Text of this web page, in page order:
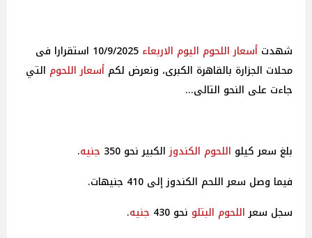
شهدت أسعار اللحوم اليوم الاربعاء
10/9/2025 استقرارا فى
محلات الجزارة بالقاهرة الكبرى، ونعرض لكم أسعار اللحوم التي
جاءت على النحو التالى...
بلغ سعر كيلو اللحوم الكندوزالكبير نحو 350 جنيه.
فيما وصل سعر اللحم الكندوز إلى 410 جنيهات.
سجل سعراللحوم البتلو نحو 430 جنيه.